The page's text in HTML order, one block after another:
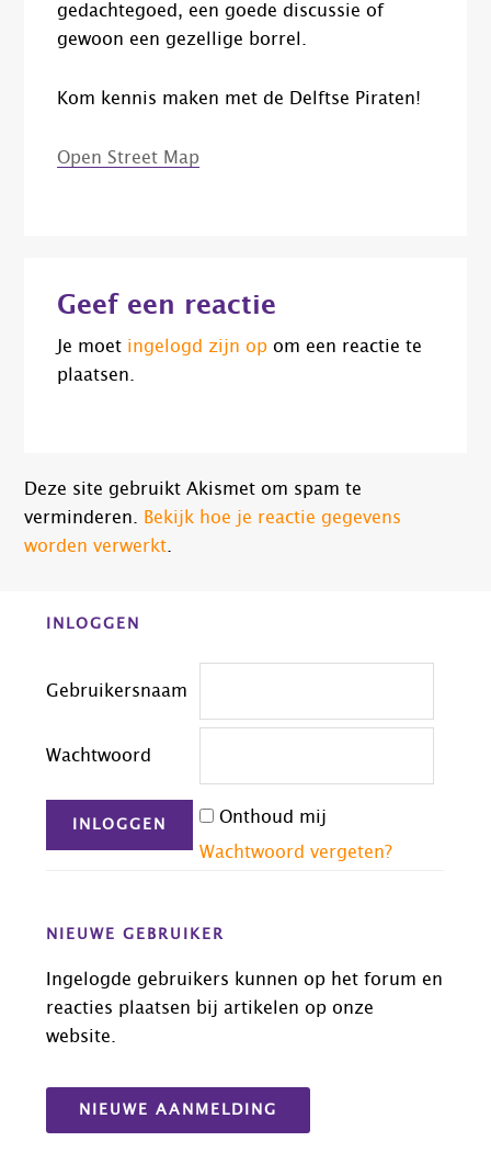
gedachtegoed, een goede discussie of
gewoon een gezellige borrel.
Kom kennis maken met de Delftse Piraten!
Open Street Map
Interacties
Geef een reactie
Je moet ingelogd zijn op om een reactie te
plaatsen.
Deze site gebruikt Akismet om spam te
verminderen.
Bekijk hoe je reactie gegevens
worden verwerkt
Before
INLOGGEN
Gebruikersnaam
Wachtwoord
Onthoud mij
Wachtwoord vergeten?
NIEUWE GEBRUIKER
Ingelogde gebruikers kunnen op het forum en
reacties plaatsen bij artikelen op onze
website.
NIEUWE AANMELDING